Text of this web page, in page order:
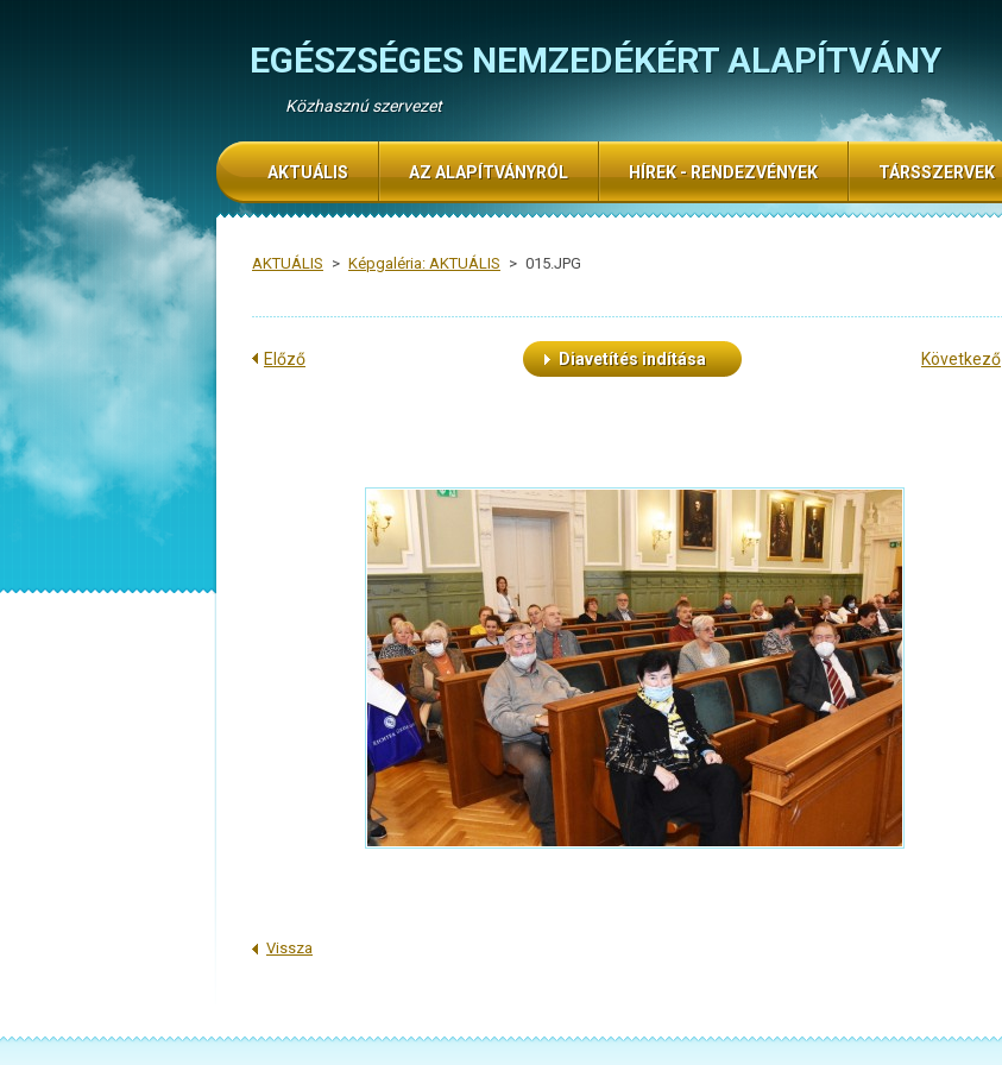
EGÉSZSÉGES NEMZEDÉKÉRT ALAPÍTVÁNY
Közhasznú szervezet
AKTUÁLIS > Képgaléria: AKTUÁLIS > 015.JPG
Előző Diavetítés indítása Következő
Vissza
AKTUÁLIS AZ ALAPÍTVÁNYRÓL HÍREK - RENDEZVÉNYEK TÁRSSZERVEK